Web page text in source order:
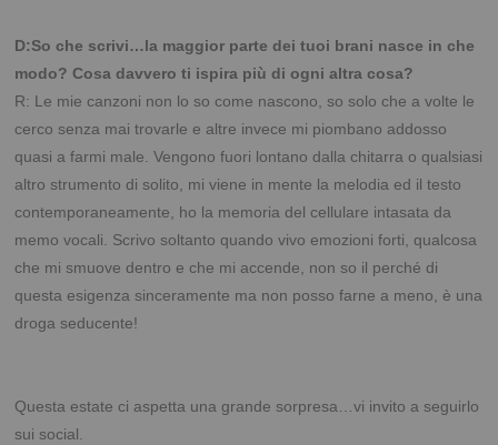
D:So che scrivi…la maggior parte dei tuoi brani nasce in che
modo? Cosa davvero ti ispira più di ogni altra cosa?
R: Le mie canzoni non lo so come nascono, so solo che a volte le
cerco senza mai trovarle e altre invece mi piombano addosso
quasi a farmi male. Vengono fuori lontano dalla chitarra o qualsiasi
altro strumento di solito, mi viene in mente la melodia ed il testo
contemporaneamente, ho la memoria del cellulare intasata da
memo vocali. Scrivo soltanto quando vivo emozioni forti, qualcosa
che mi smuove dentro e che mi accende, non so il perché di
questa esigenza sinceramente ma non posso farne a meno, è una
droga seducente!
Questa estate ci aspetta una grande sorpresa…vi invito a seguirlo
sui social.